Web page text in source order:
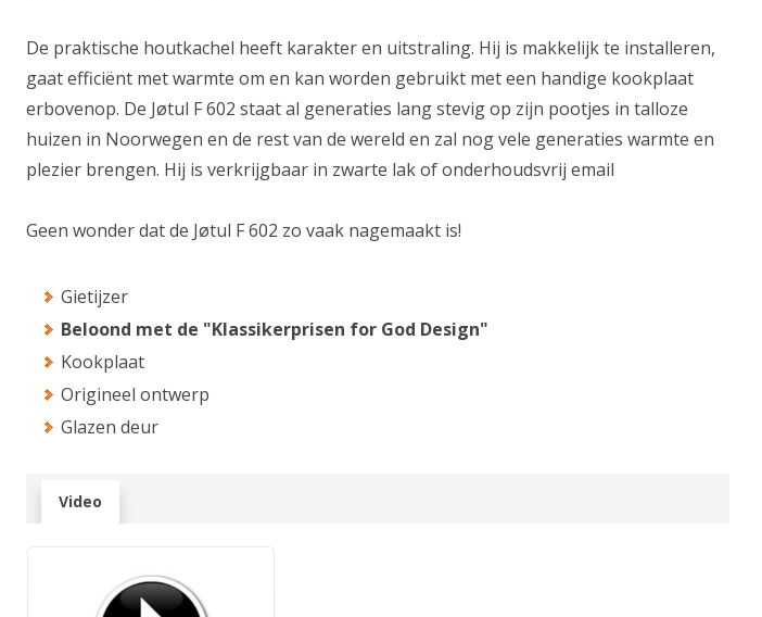
De praktische houtkachel heeft karakter en uitstraling. Hij is makkelijk te installeren,
gaat efficiënt met warmte om en kan worden gebruikt met een handige kookplaat
erbovenop. De Jøtul F 602 staat al generaties lang stevig op zijn pootjes in talloze
huizen in Noorwegen en de rest van de wereld en zal nog vele generaties warmte en
plezier brengen. Hij is verkrijgbaar in zwarte lak of onderhoudsvrij email
Geen wonder dat de Jøtul F 602 zo vaak nagemaakt is!
Gietijzer
Beloond met de "Klassikerprisen for God Design"
Kookplaat
Origineel ontwerp
Glazen deur
Video